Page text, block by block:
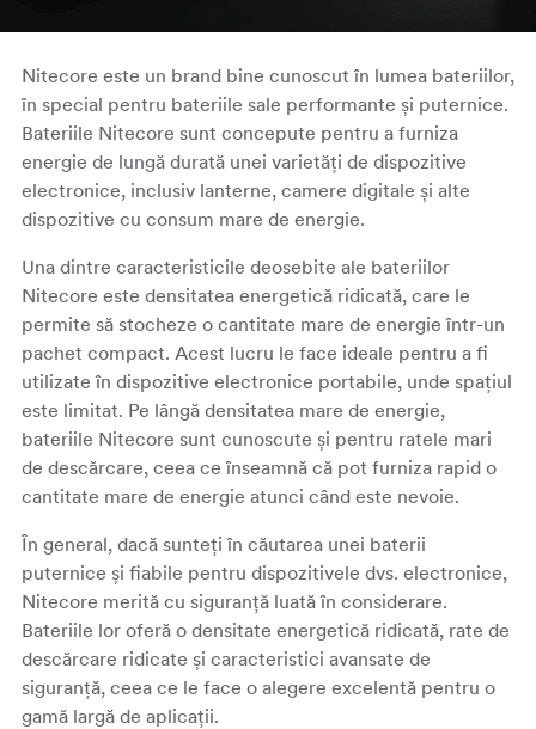
Nitecore este un brand bine cunoscut în lumea bateriilor,
în special pentru bateriile sale performante și puternice.
Bateriile Nitecore sunt concepute pentru a furniza
energie de lungă durată unei varietăți de dispozitive
electronice, inclusiv lanterne, camere digitale și alte
dispozitive cu consum mare de energie.
Una dintre caracteristicile deosebite ale bateriilor
Nitecore este densitatea energetică ridicată, care le
permite să stocheze o cantitate mare de energie într-un
pachet compact. Acest lucru le face ideale pentru a fi
utilizate în dispozitive electronice portabile, unde spațiul
este limitat. Pe lângă densitatea mare de energie,
bateriile Nitecore sunt cunoscute și pentru ratele mari
de descărcare, ceea ce înseamnă că pot furniza rapid o
cantitate mare de energie atunci când este nevoie.
În general, dacă sunteți în căutarea unei baterii
puternice și fiabile pentru dispozitivele dvs. electronice,
Nitecore merită cu siguranță luată în considerare.
Bateriile lor oferă o densitate energetică ridicată, rate de
descărcare ridicate și caracteristici avansate de
siguranță, ceea ce le face o alegere excelentă pentru o
gamă largă de aplicații.